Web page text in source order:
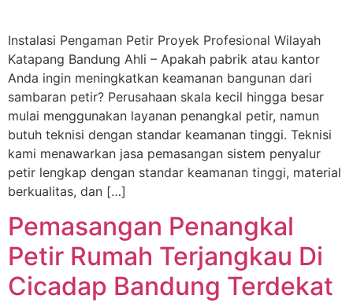
Instalasi Pengaman Petir Proyek Profesional Wilayah
Katapang Bandung Ahli – Apakah pabrik atau kantor
Anda ingin meningkatkan keamanan bangunan dari
sambaran petir? Perusahaan skala kecil hingga besar
mulai menggunakan layanan penangkal petir, namun
butuh teknisi dengan standar keamanan tinggi. Teknisi
kami menawarkan jasa pemasangan sistem penyalur
petir lengkap dengan standar keamanan tinggi, material
berkualitas, dan […]
Pemasangan Penangkal
Petir Rumah Terjangkau Di
Cicadap Bandung Terdekat